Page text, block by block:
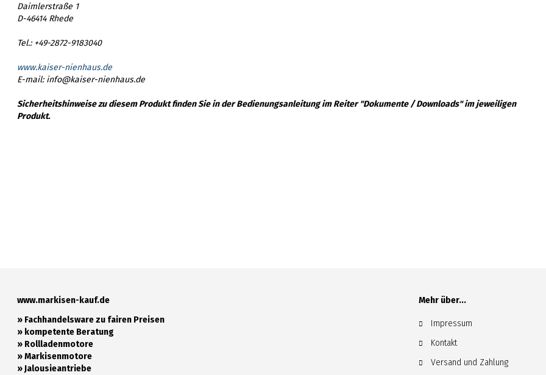
Daimlerstraße 1
D-46414 Rhede
Tel.: +49-2872-9183040
www.kaiser-nienhaus.de
E-mail: info@kaiser-nienhaus.de
Sicherheitshinweise zu diesem Produkt finden Sie in der Bedienungsanleitung im Reiter "Dokumente / Downloads" im jeweiligen
Produkt.
www.markisen-kauf.de
» Fachhandelsware zu fairen Preisen
» kompetente Beratung
» Rollladenmotore
»Markisenmotore
»Jalousieantriebe
Mehr über...
Impressum
Kontakt
Versand und Zahlung